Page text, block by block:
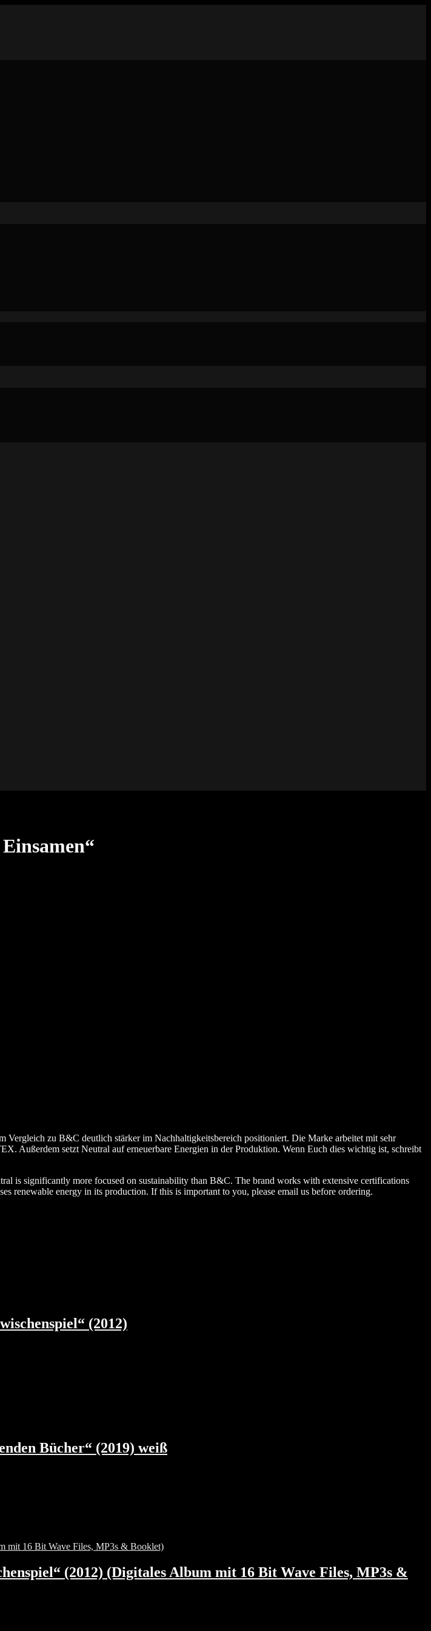
zu B&C deutlich stärker im Nachhaltigkeitsbereich positioniert. Die Marke arbeitet mit sehr
Außerdem setzt Neutral auf erneuerbare Energien in der Produktion. Wenn Euch dies wichtig ist, schreibt
is significantly more focused on sustainability than B&C. The brand works with extensive certifications
renewable energy in its production. If this is important to you, please email us before ordering.
(2012)
Bücher“ (2019) weiß
(2012) (Digitales Album mit 16 Bit Wave Files, MP3s &